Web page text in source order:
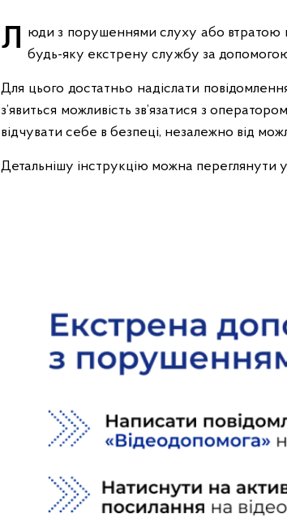
Люди з порушеннями слуху або втратою мовлення мають доступ до зручної послуги, яка дає змогу викликати будь-яку екстрену службу за
Для цього достатньо надіслати
з’явиться можливість зв’язатися з
відчувати себе в безпеці, незалежно від
Детальнішу інструкцію можна переглянути у